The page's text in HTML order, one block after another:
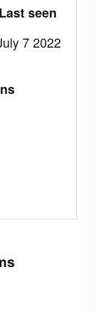
seen
7 2022